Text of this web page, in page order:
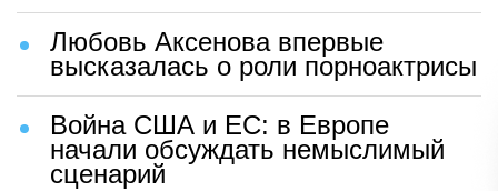
Любовь Аксенова впервые
высказалась о роли порноактрисы
Война США и ЕС: в Европе
начали обсуждать немыслимый
сценарий